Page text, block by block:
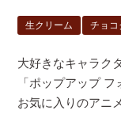
生クリーム チョコ
大好きなキャラク
「ポップアップ フ
お気に入りのアニ